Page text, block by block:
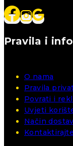
Pravila i
O nama
Pravila
Povrati i
Uvjeti
Način